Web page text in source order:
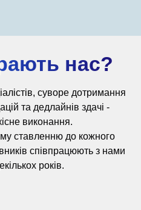
нас?
суворе дотримання
та дедлайнів здачі -
виконання.
ставленню до кожного
співпрацюють з нами
років.